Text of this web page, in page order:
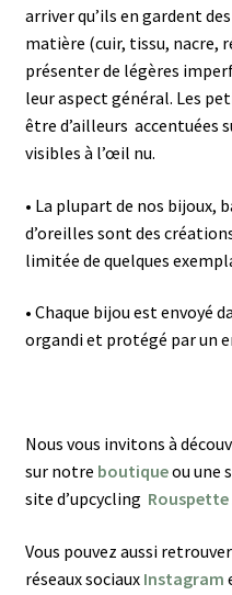
arriver qu’ils en gardent
matière (cuir, tissu, nacre,
présenter de légères
leur aspect général. Les
être d’ailleurs accentuées
visibles à l’œil nu.
• La plupart de nos bijoux,
d’oreilles sont des
limitée de quelques
• Chaque bijou est envoyé
organdi et protégé par un
Nous vous invitons à
sur notre boutiqueou une
site d’upcycling Rouspette
Vous pouvez aussi
réseaux sociaux Instagram